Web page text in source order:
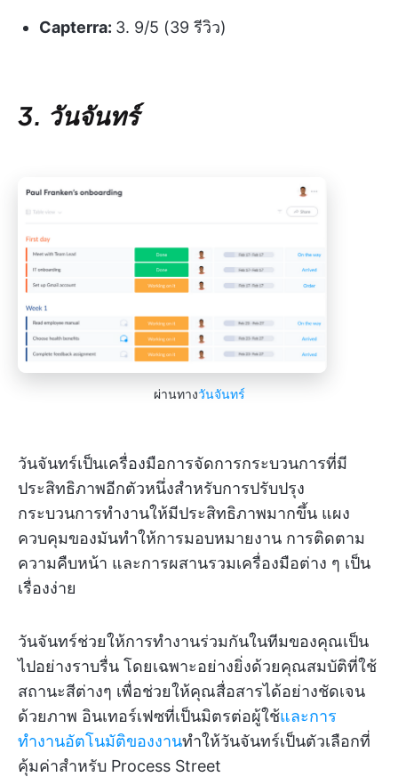
Capterra: 3. 9/5 (39 รีวิว)
3. วันจันทร์
ผ่านทางวันจันทร์
วันจันทร์เป็นเครื่องมือการจัดการกระบวนการที่มี
ประสิทธิภาพอีกตัวหนึ่งสำหรับการปรับปรุง
กระบวนการทำงานให้มีประสิทธิภาพมากขึ้น แผง
ควบคุมของมันทำให้การมอบหมายงาน การติดตาม
ความคืบหน้า และการผสานรวมเครื่องมือต่าง ๆ เป็น
เรื่องง่าย
วันจันทร์ช่วยให้การทำงานร่วมกันในทีมของคุณเป็น
ไปอย่างราบรื่น โดยเฉพาะอย่างยิ่งด้วยคุณสมบัติที่ใช้
สถานะสีต่างๆ เพื่อช่วยให้คุณสื่อสารได้อย่างชัดเจน
ด้วยภาพ อินเทอร์เฟซที่เป็นมิตรต่อผู้ใช้และการ
ทำงานอัตโนมัติของงานทำให้วันจันทร์เป็นตัวเลือกที่
คุ้มค่าสำหรับ Process Street